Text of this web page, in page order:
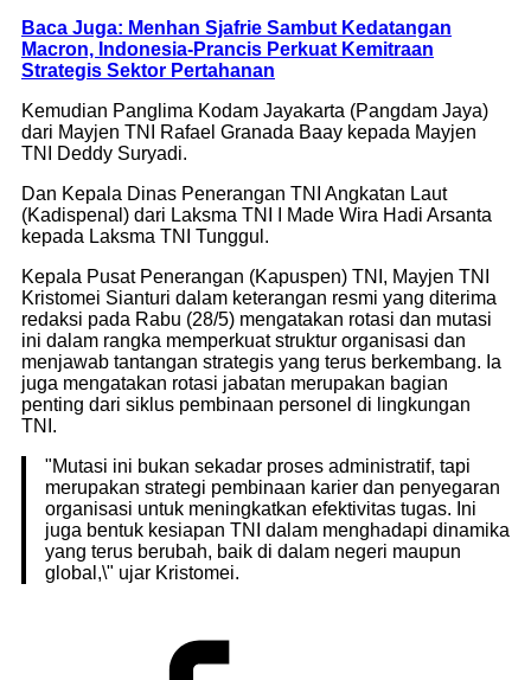
Baca Juga: Menhan Sjafrie Sambut Kedatangan
Macron, Indonesia-Prancis Perkuat Kemitraan
Strategis Sektor Pertahanan
Kemudian Panglima Kodam Jayakarta (Pangdam Jaya)
dari Mayjen TNI Rafael Granada Baay kepada Mayjen
TNI Deddy Suryadi.
Dan Kepala Dinas Penerangan TNI Angkatan Laut
(Kadispenal) dari Laksma TNI I Made Wira Hadi Arsanta
kepada Laksma TNI Tunggul.
Kepala Pusat Penerangan (Kapuspen) TNI, Mayjen TNI
Kristomei Sianturi dalam keterangan resmi yang diterima
redaksi pada Rabu (28/5) mengatakan rotasi dan mutasi
ini dalam rangka memperkuat struktur organisasi dan
menjawab tantangan strategis yang terus berkembang. Ia
juga mengatakan rotasi jabatan merupakan bagian
penting dari siklus pembinaan personel di lingkungan
TNI.
"Mutasi ini bukan sekadar proses administratif, tapi
merupakan strategi pembinaan karier dan penyegaran
organisasi untuk meningkatkan efektivitas tugas. Ini
juga bentuk kesiapan TNI dalam menghadapi dinamika
yang terus berubah, baik di dalam negeri maupun
global,\" ujar Kristomei.